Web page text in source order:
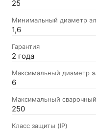
25
Минимальный диаметр
1,6
Гарантия
2 года
Максимальный диаметр
6
Максимальный
250
Класс защиты (IP)